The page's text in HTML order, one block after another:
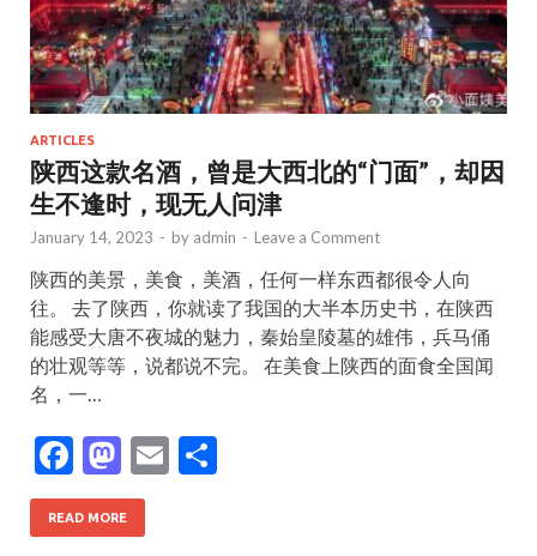
ARTICLES
陕西这款名酒，曾是大西北的“门面”，却因
生不逢时，现无人问津
January 14, 2023 - by admin - Leave a Comment
陕西的美景，美食，美酒，任何一样东西都很令人向
往。 去了陕西，你就读了我国的大半本历史书，在陕西
能感受大唐不夜城的魅力，秦始皇陵墓的雄伟，兵马俑
的壮观等等，说都说不完。 在美食上陕西的面食全国闻
名，一…
F
ac
e
M
as
to
E
READ MORE